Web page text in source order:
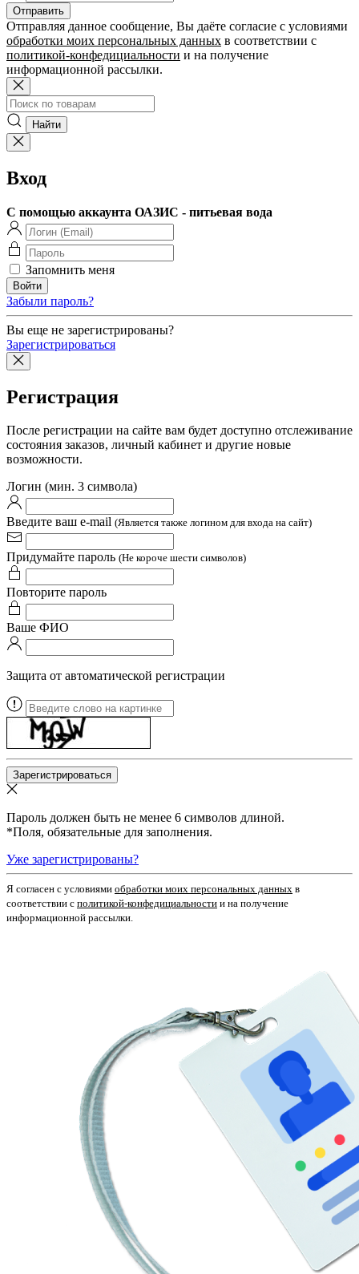
Отправляя данное сообщение, Вы даёте согласие c условиями
обработки моих персональных данных в соответствии с
политикой-конфедициальности и на получение
информационной рассылки.
Вход
С помощью аккаунта ОАЗИС - питьевая вода
Запомнить меня
Забыли пароль?
Вы еще не зарегистрированы?
Зарегистрироваться
Регистрация
После регистрации на сайте вам будет доступно отслеживание
состояния заказов, личный кабинет и другие новые
возможности.
Логин (мин. 3 символа)
Введите ваш e-mail (Является также логином для входа на сайт)
Придумайте пароль (Не короче шести символов)
Повторите пароль
Ваше ФИО
Защита от автоматической регистрации
Пароль должен быть не менее 6 символов длиной.
*Поля, обязательные для заполнения.
Уже зарегистрированы?
Я согласен c условиями обработки моих персональных данных в
соответствии с политикой-конфедициальности и на получение
информационной рассылки.